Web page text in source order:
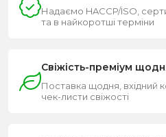
Надаємо HACCP/ISO,
та в найкоротші терміни
Свіжість-преміум
Поставка щодня, вхідний
чек-листи свіжості